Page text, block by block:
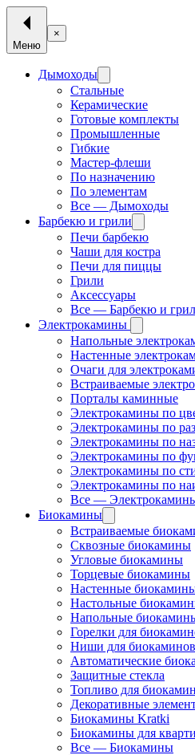
Меню
×
Дымоходы
Стальные
Керамические
Готовые комплекты
Промышленные
Гибкие
Мастер-флеши
По назначению
По элементам
Все — Дымоходы
Барбекю и грили
Печи барбекю
Чаши для костра
Печи для пиццы
Грили
Аксессуары
Все — Барбекю и
Электрокамины
Напольные
Настенные
Очаги для
Встраиваемые
Порталы каминные
Электрокамины по
Электрокамины по
Электрокамины по
Электрокамины по
Электрокамины по
Электрокамины по
Все —
Биокамины
Встраиваемые
Сквозные биокамины
Угловые биокамины
Торцевые биокамины
Настенные
Настольные
Напольные
Горелки для
Ниши для биокаминов
Автоматические
Защитные стекла
Топливо для
Декоративные
Биокамины Kratki
Биокамины для
Все — Биокамины